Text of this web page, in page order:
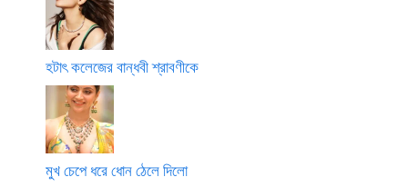
হটাৎ কলেজের বান্ধবী শ্রাবণীকে
মুখ চেপে ধরে ধোন ঠেলে দিলো